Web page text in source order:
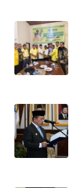
WN
KEPULAUAN
SERIBU
TANGERANG
WN
BINJAI